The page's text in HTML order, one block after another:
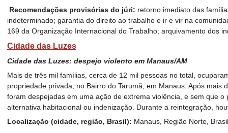
Recomendações provisórias do júri: retorno imediato das
indeterminado; garantia do direito ao trabalho e ir e vir na
169 da Organização Internacional do Trabalho; arquivamento dos
Cidade das Luzes
Cidade das Luzes: despejo violento em Manaus/AM
Mais de três mil famílias, cerca de 12 mil pessoas no total,
propriedade privada, no Bairro do Tarumã, em Manaus. Após mais
foram despejadas em uma ação de extrema violência, e sem que
alternativa habitacional ou indenização. Durante a reintegração,
Localização (cidade, região, Brasil): Manaus, Região Norte, Brasil